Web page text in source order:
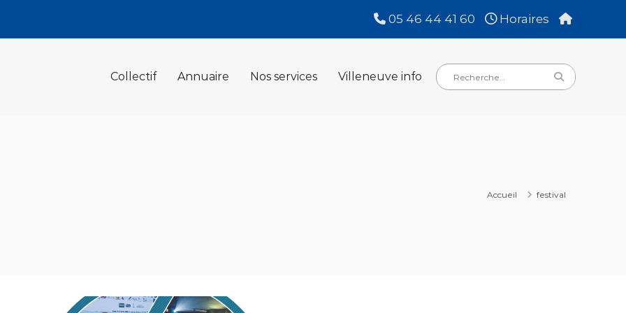
05 46 44 41 60 Horaires
Collectif Annuaire Nos services Villeneuve info
Rechercher
:
Rechercher
Accueil festival